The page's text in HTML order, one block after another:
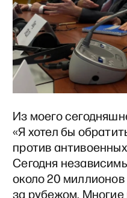
Из моего
«Я хотел бы
против
Сегодня
около 20
за рубежом. Многие